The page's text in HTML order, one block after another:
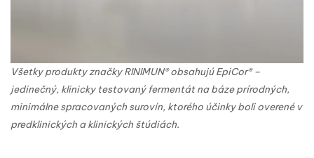
Všetky produkty značky RINIMUN® obsahujú EpiCor® –
jedinečný, klinicky testovaný fermentát na báze prírodných,
minimálne spracovaných surovín, ktorého účinky boli overené v
predklinických a klinických štúdiách.